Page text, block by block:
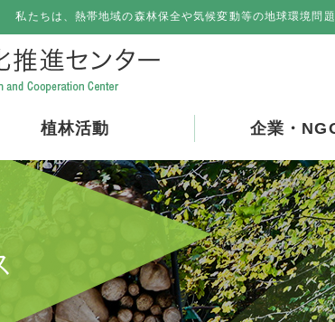
私たちは、熱帯地域の森林保全や気候変動等の地球環境問
植林活動 企業・